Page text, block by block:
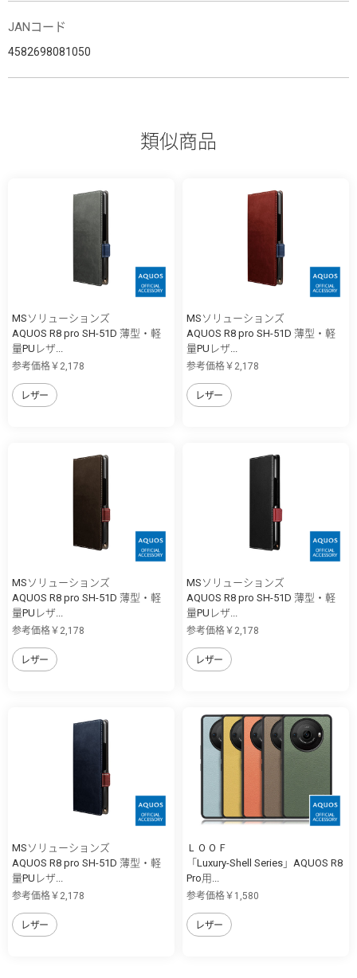
JANコード
4582698081050
類似商品
MSソリューションズ
AQUOS R8 pro SH-51D 薄型・軽
量PUレザ...
参考価格￥2,178
レザー
MSソリューションズ
AQUOS R8 pro SH-51D 薄型・軽
量PUレザ...
参考価格￥2,178
レザー
MSソリューションズ
AQUOS R8 pro SH-51D 薄型・軽
量PUレザ...
参考価格￥2,178
レザー
MSソリューションズ
AQUOS R8 pro SH-51D 薄型・軽
量PUレザ...
参考価格￥2,178
レザー
MSソリューションズ
AQUOS R8 pro SH-51D 薄型・軽
量PUレザ...
参考価格￥2,178
レザー
ＬＯＯＦ
「Luxury-Shell Series」AQUOS R8
Pro用...
参考価格￥1,580
レザー